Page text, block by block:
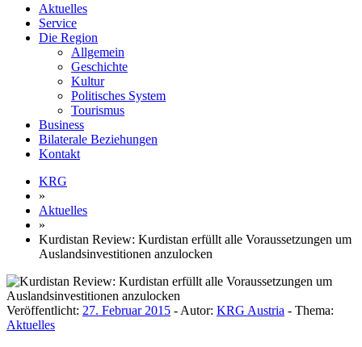
Aktuelles
Service
Die Region
Allgemein
Geschichte
Kultur
Politisches System
Tourismus
Business
Bilaterale Beziehungen
Kontakt
KRG
»
Aktuelles
»
Kurdistan Review: Kurdistan erfüllt alle Voraussetzungen um
Auslandsinvestitionen anzulocken
Veröffentlicht: 27. Februar 2015 - Autor: KRG Austria - Thema:
Aktuelles